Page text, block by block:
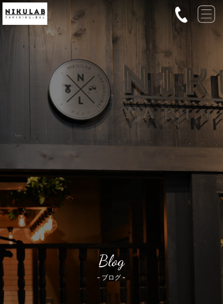
Blog
- ブログ -